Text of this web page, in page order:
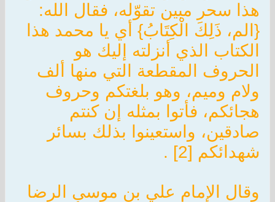
هذا سحر مبين تقوّله، فقال الله:
{الم، ذَلِكَ الْكِتَابُ} أي يا محمد هذا
الكتاب الذي أنزلته إليك هو
الحروف المقطعة التي منها ألف
ولام وميم، وهو بلغتكم وحروف
هجائكم، فأتوا بمثله إن كنتم
صادقين، واستعينوا بذلك بسائر
شهدائكم [2] .
وقال الإمام علي بن موسى الرضا